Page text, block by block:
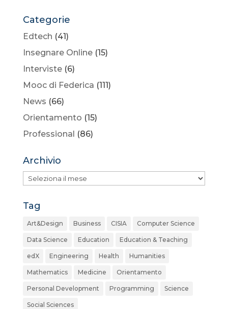
Categorie
Edtech (41)
Insegnare Online(15)
Interviste(6)
Mooc di Federica (111)
News (66)
Orientamento (15)
Professional (86)
Archivio
Archivio
Tag
Art&Design Business CISIA Computer Science
Data Science Education Education & Teaching
edX Engineering Health Humanities
Mathematics Medicine Orientamento
Personal Development Programming Science
Social Sciences